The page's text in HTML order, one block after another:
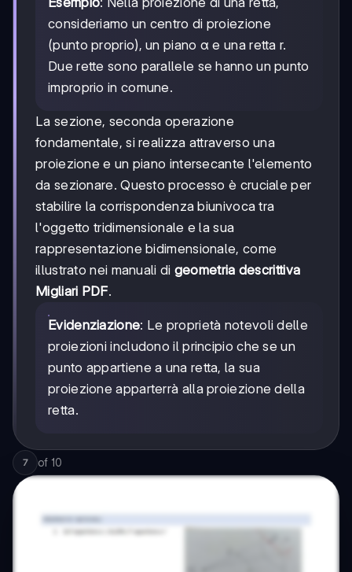
consideriamo un centro di proiezione
(punto proprio), un piano α e una retta r.
Due rette sono parallele se hanno un punto
improprio in comune.
La sezione, seconda operazione
fondamentale, si realizza attraverso una
proiezione e un piano intersecante l'elemento
da sezionare. Questo processo è cruciale per
stabilire la corrispondenza biunivoca tra
l'oggetto tridimensionale e la sua
rappresentazione bidimensionale, come
illustrato nei manuali di geometria descrittiva
Migliari PDF.
Evidenziazione: Le proprietà notevoli delle
proiezioni includono il principio che se un
punto appartiene a una retta, la sua
proiezione apparterrà alla proiezione della
retta.
7 of 10